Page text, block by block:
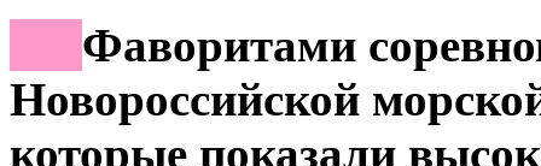
Фаворитами
Новороссийской
которые показали